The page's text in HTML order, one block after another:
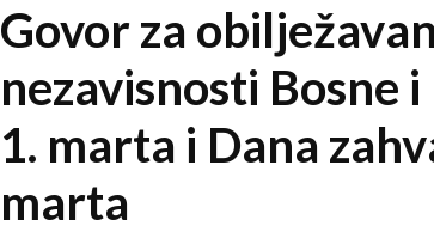
Govor za
nezavisnosti Bosne
1. marta i Dana
marta